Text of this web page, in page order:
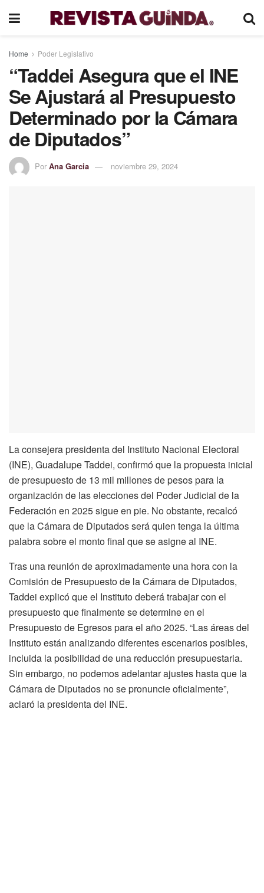
Home Poder Legislativo
“Taddei Asegura que el INE
Se Ajustará al Presupuesto
Determinado por la Cámara
de Diputados”
Por Ana Garcia noviembre 29, 2024
La consejera presidenta del Instituto Nacional Electoral
(INE), Guadalupe Taddei, confirmó que la propuesta inicial
de presupuesto de 13 mil millones de pesos para la
organización de las elecciones del Poder Judicial de la
Federación en 2025 sigue en pie. No obstante, recalcó
que la Cámara de Diputados será quien tenga la última
palabra sobre el monto final que se asigne al INE.
Tras una reunión de aproximadamente una hora con la
Comisión de Presupuesto de la Cámara de Diputados,
Taddei explicó que el Instituto deberá trabajar con el
presupuesto que finalmente se determine en el
Presupuesto de Egresos para el año 2025. “Las áreas del
Instituto están analizando diferentes escenarios posibles,
incluida la posibilidad de una reducción presupuestaria.
Sin embargo, no podemos adelantar ajustes hasta que la
Cámara de Diputados no se pronuncie oficialmente”,
aclaró la presidenta del INE.